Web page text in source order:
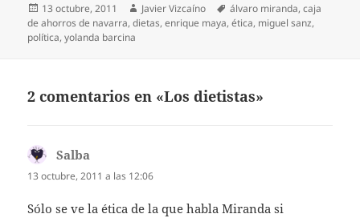
Publicado
el
13 octubre, 2011 Autor
Javier Vizcaíno Etiquetas
álvaro miranda,caja
de ahorros de navarra,dietas,enrique maya,ética, miguel sanz,
política,yolanda barcina
2 comentarios en «Los dietistas»
Salba
13 octubre, 2011 a las 12:06
Sólo se ve la ética de la que habla Miranda si